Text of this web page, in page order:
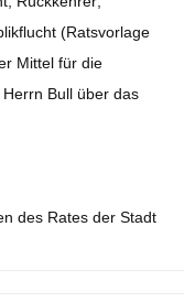
(Ratsvorlage
Mittel für die
Bull über das
des Rates der Stadt